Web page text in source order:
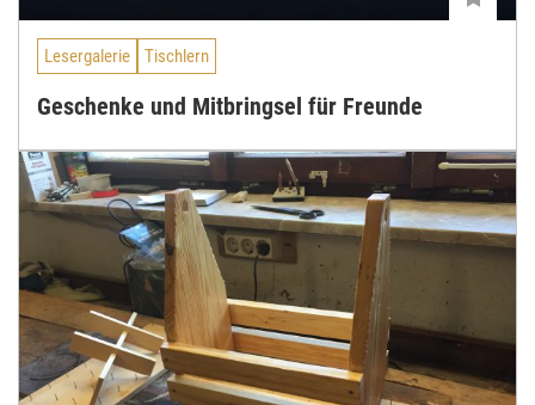
Lesergalerie Tischlern
Geschenke und Mitbringsel für Freunde